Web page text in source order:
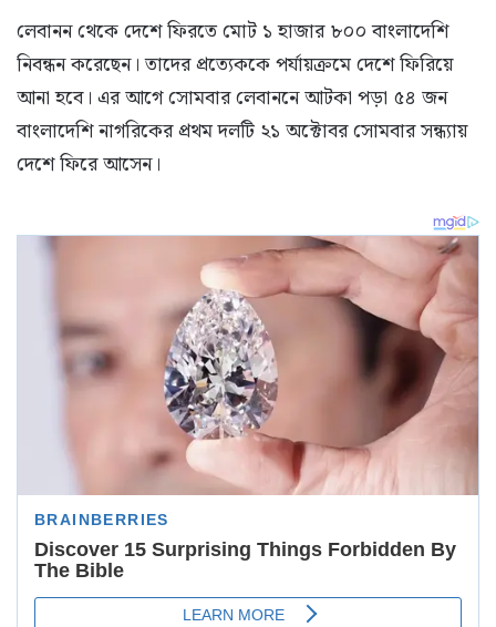
লেবানন থেকে দেশে ফিরতে মোট ১ হাজার ৮০০ বাংলাদেশি
নিবন্ধন করেছেন। তাদের প্রত্যেককে পর্যায়ক্রমে দেশে ফিরিয়ে
আনা হবে। এর আগে সোমবার লেবাননে আটকা পড়া ৫৪ জন
বাংলাদেশি নাগরিকের প্রথম দলটি ২১ অক্টোবর সোমবার সন্ধ্যায়
দেশে ফিরে আসেন।